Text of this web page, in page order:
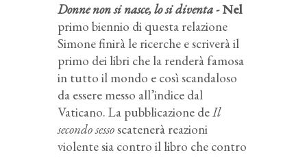
Donne non si nasce, lo si diventa -Nel
primo biennio di questa relazione
Simone finirà le ricerche e scriverà il
primo dei libri che la renderà famosa
in tutto il mondo e così scandaloso
da essere messo all’indice dal
Vaticano. La pubblicazione deIl
secondo sessoscatenerà reazioni
violente sia contro il libro che contro